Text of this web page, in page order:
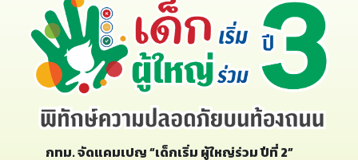
กทม. จัดแคมเปญ “เด็กเริ่ม ผู้ใหญ่ร่วม ปีที่ 2”